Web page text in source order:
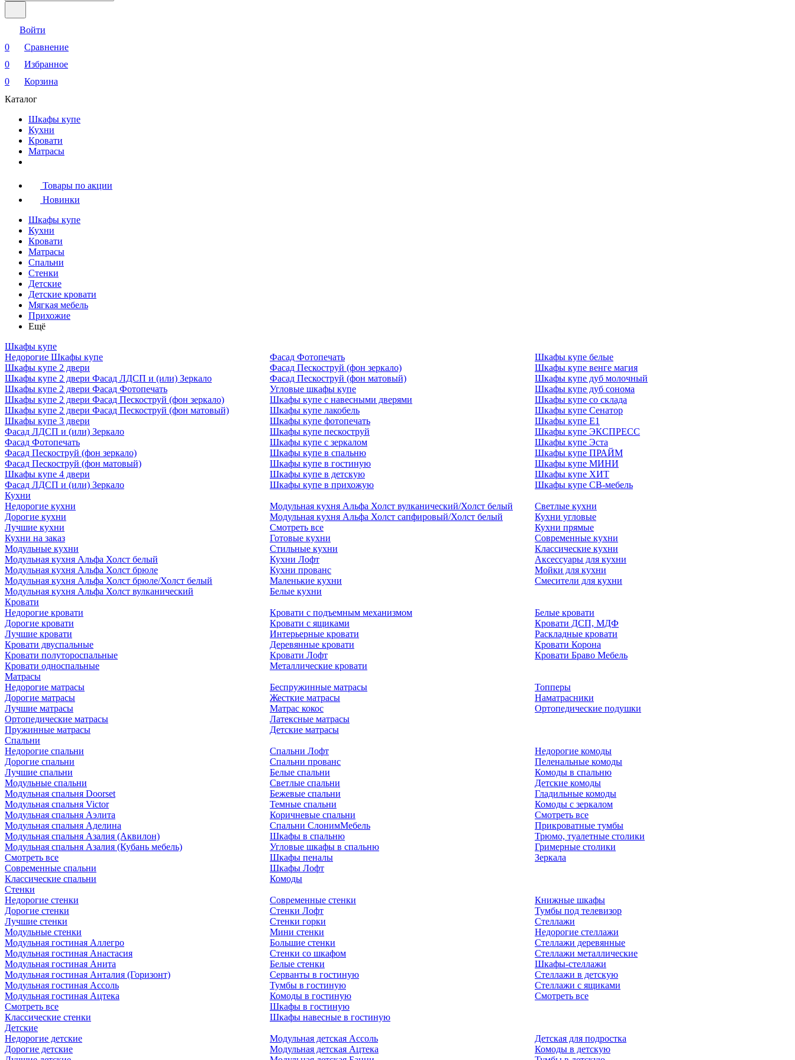
Войти
0
Сравнение
0
Избранное
0
Корзина
Каталог
Шкафы купе
Кухни
Кровати
Матрасы
Товары по акции
Новинки
Шкафы купе
Кухни
Кровати
Матрасы
Cпальни
Стенки
Детские
Детские кровати
Мягкая мебель
Прихожие
Ещё
Шкафы купе
Недорогие Шкафы купе
Шкафы купе 2 двери
Шкафы купе 2 двери Фасад ЛДСП и (или) Зеркало
Шкафы купе 2 двери Фасад Фотопечать
Шкафы купе 2 двери Фасад Пескоструй (фон зеркало)
Шкафы купе 2 двери Фасад Пескоструй (фон матовый)
Шкафы купе 3 двери
Фасад ЛДСП и (или) Зеркало
Фасад Фотопечать
Фасад Пескоструй (фон зеркало)
Фасад Пескоструй (фон матовый)
Шкафы купе 4 двери
Фасад ЛДСП и (или) Зеркало
Фасад Фотопечать
Фасад Пескоструй (фон зеркало)
Фасад Пескоструй (фон матовый)
Угловые шкафы купе
Шкафы купе с навесными дверями
Шкафы купе лакобель
Шкафы купе фотопечать
Шкафы купе пескоструй
Шкафы купе с зеркалом
Шкафы купе в спальню
Шкафы купе в гостиную
Шкафы купе в детскую
Шкафы купе в прихожую
Шкафы купе белые
Шкафы купе венге магия
Шкафы купе дуб молочный
Шкафы купе дуб сонома
Шкафы купе со склада
Шкафы купе Сенатор
Шкафы купе Е1
Шкафы купе ЭКСПРЕСС
Шкафы купе Эста
Шкафы купе ПРАЙМ
Шкафы купе МИНИ
Шкафы купе ХИТ
Шкафы купе СВ-мебель
Кухни
Недорогие кухни
Дорогие кухни
Лучшие кухни
Кухни на заказ
Модульные кухни
Модульная кухня Альфа Холст белый
Модульная кухня Альфа Холст брюле
Модульная кухня Альфа Холст брюле/Холст белый
Модульная кухня Альфа Холст вулканический
Модульная кухня Альфа Холст вулканический/Холст белый
Модульная кухня Альфа Холст сапфировый/Холст белый
Смотреть все
Готовые кухни
Стильные кухни
Кухни Лофт
Кухни прованс
Маленькие кухни
Белые кухни
Светлые кухни
Кухни угловые
Кухни прямые
Современные кухни
Классические кухни
Аксессуары для кухни
Мойки для кухни
Смесители для кухни
Кровати
Недорогие кровати
Дорогие кровати
Лучшие кровати
Кровати двуспальные
Кровати полутороспальные
Кровати односпальные
Кровати с подъемным механизмом
Кровати с ящиками
Интерьерные кровати
Деревянные кровати
Кровати Лофт
Металлические кровати
Белые кровати
Кровати ДСП, МДФ
Раскладные кровати
Кровати Корона
Кровати Браво Мебель
Матрасы
Недорогие матрасы
Дорогие матрасы
Лучшие матрасы
Ортопедические матрасы
Пружинные матрасы
Беспружинные матрасы
Жесткие матрасы
Матрас кокос
Латексные матрасы
Детские матрасы
Топперы
Наматрасники
Ортопедические подушки
Cпальни
Недорогие спальни
Дорогие спальни
Лучшие спальни
Модульные спальни
Модульная спальня Doorset
Модульная спальня Victor
Модульная спальня Аэлита
Модульная спальня Аделина
Модульная спальня Азалия (Аквилон)
Модульная спальня Азалия (Кубань мебель)
Смотреть все
Современные спальни
Классические спальни
Спальни Лофт
Спальни прованс
Белые спальни
Светлые спальни
Бежевые спальни
Темные спальни
Коричневые спальни
Спальни СлонимМебель
Шкафы в спальню
Угловые шкафы в спальню
Шкафы пеналы
Шкафы Лофт
Комоды
Недорогие комоды
Пеленальные комоды
Комоды в спальню
Детские комоды
Гладильные комоды
Комоды с зеркалом
Смотреть все
Прикроватные тумбы
Трюмо, туалетные столики
Гримерные столики
Зеркала
Стенки
Недорогие стенки
Дорогие стенки
Лучшие стенки
Модульные стенки
Модульная гостиная Аллегро
Модульная гостиная Анастасия
Модульная гостиная Анита
Модульная гостиная Анталия (Горизонт)
Модульная гостиная Ассоль
Модульная гостиная Ацтека
Смотреть все
Классические стенки
Современные стенки
Стенки Лофт
Стенки горки
Мини стенки
Большие стенки
Стенки со шкафом
Белые стенки
Серванты в гостиную
Тумбы в гостиную
Комоды в гостиную
Шкафы в гостиную
Шкафы навесные в гостиную
Книжные шкафы
Тумбы под телевизор
Стеллажи
Недорогие стеллажи
Стеллажи деревянные
Стеллажи металлические
Шкафы-стеллажи
Стеллажи в детскую
Стеллажи с ящиками
Смотреть все
Детские
Недорогие детские
Дорогие детские
Модульная детская Ассоль
Модульная детская Ацтека
Детская для подростка
Комоды в детскую